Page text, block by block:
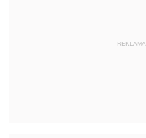
REKLAMA